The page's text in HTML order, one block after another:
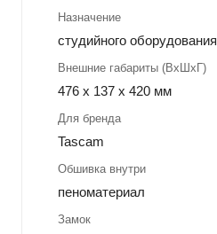
Назначение
студийного оборудования
Внешние габариты (ВхШхГ)
476 x 137 x 420 мм
Для бренда
Tascam
Обшивка внутри
пеноматериал
Замок